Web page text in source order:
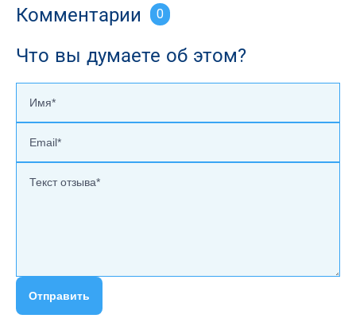
Комментарии 0
Что вы думаете об этом?
Отправить